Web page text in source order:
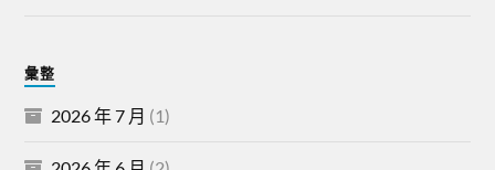
彙整
2026 年 7 月 (1)